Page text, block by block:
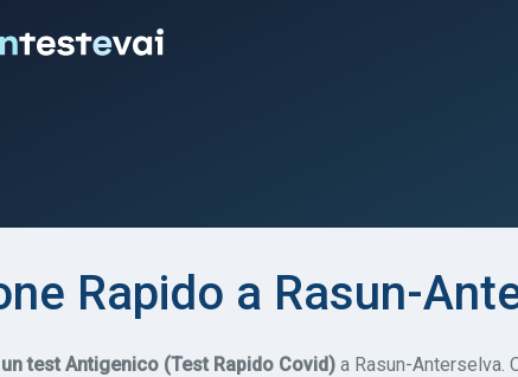
Rapido a Rasun-
un test Antigenico (Test Rapido Covid) a Rasun-Anterselva.